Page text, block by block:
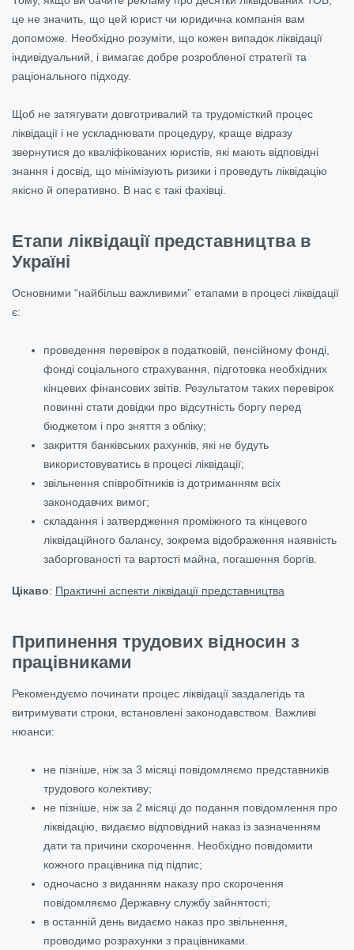
це не значить, що цей юрист чи юридична компанія вам
допоможе. Необхідно розуміти, що кожен випадок ліквідації
індивідуальний, і вимагає добре розробленої стратегії та
раціонального підходу.
Щоб не затягувати довготривалий та трудомісткий процес
ліквідації і не ускладнювати процедуру, краще відразу
звернутися до кваліфікованих юристів, які мають відповідні
знання і досвід, що мінімізують ризики і проведуть ліквідацію
якісно й оперативно. В нас є такі фахівці.
Етапи ліквідації представництва в
Україні
Основними “найбільш важливими” етапами в процесі ліквідації
є:
проведення перевірок в податковій, пенсійному фонді,
фонді соціального страхування, підготовка необхідних
кінцевих фінансових звітів. Результатом таких перевірок
повинні стати довідки про відсутність боргу перед
бюджетом і про зняття з обліку;
закриття банківських рахунків, які не будуть
використовуватись в процесі ліквідації;
звільнення співробітників із дотриманням всіх
законодавчих вимог;
складання і затвердження проміжного та кінцевого
ліквідаційного балансу, зокрема відображення наявність
заборгованості та вартості майна, погашення боргів.
Цікаво: Практичні аспекти ліквідації представництва
Припинення трудових відносин з
працівниками
Рекомендуємо починати процес ліквідації заздалегідь та
витримувати строки, встановлені законодавством. Важливі
нюанси:
не пізніше, ніж за 3 місяці повідомляємо представників
трудового колективу;
не пізніше, ніж за 2 місяці до подання повідомлення про
ліквідацію, видаємо відповідний наказ із зазначенням
дати та причини скорочення. Необхідно повідомити
кожного працівника під підпис;
одночасно з виданням наказу про скорочення
повідомляємо Державну службу зайнятості;
в останній день видаємо наказ про звільнення,
проводимо розрахунки з працівниками.